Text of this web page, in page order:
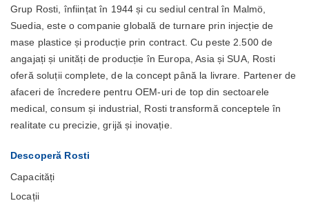
Grup Rosti, înființat în 1944 și cu sediul central în Malmö,
Suedia, este o companie globală de turnare prin injecție de
mase plastice și producție prin contract. Cu peste 2.500 de
angajați și unități de producție în Europa, Asia și SUA, Rosti
oferă soluții complete, de la concept până la livrare. Partener de
afaceri de încredere pentru OEM-uri de top din sectoarele
medical, consum și industrial, Rosti transformă conceptele în
realitate cu precizie, grijă și inovație.
Descoperă Rosti
Capacități
Locații